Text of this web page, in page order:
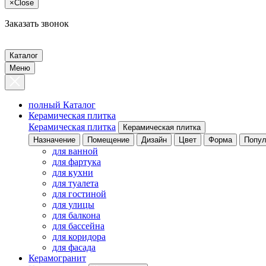
×Close
Заказать звонок
Каталог
Меню
полный Каталог
Керамическая плитка
Керамическая плитка
Керамическая плитка
Назначение
Помещение Дизайн Цвет Форма
для ванной
для фартука
для кухни
для туалета
для гостиной
для улицы
для балкона
для бассейна
для коридора
для фасада
Керамогранит